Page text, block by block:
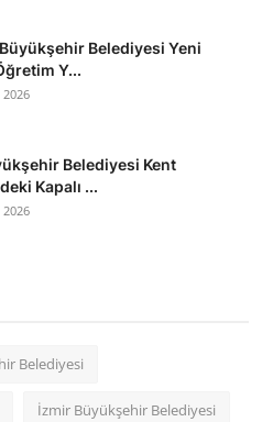
Belediyesi Yeni
Y...
Belediyesi Kent
Kapalı ...
Belediyesi
İzmir Büyükşehir Belediyesi